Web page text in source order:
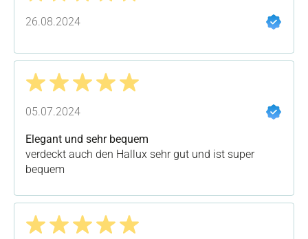
Bewertung mit 5 von 5 Sternen
26.08.2024
Bewertung mit 5 von 5 Sternen
05.07.2024
Elegant und sehr bequem
verdeckt auch den Hallux sehr gut und ist super
bequem